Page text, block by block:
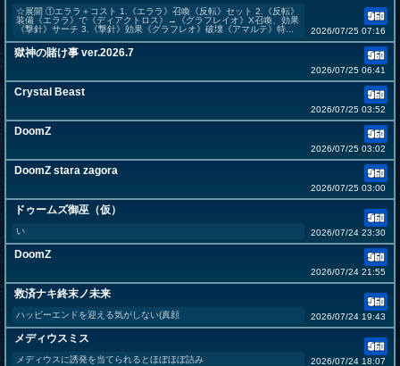
☆展開 ①エララ＋コスト 1.《エララ》召喚《反転》セット 2.《反転》
装備《エララ》で《ディアクトロス》→《グラフレイオ》X召喚、効果
《撃針》サーチ 3.《撃針》効果《グラフレオ》破壊《アマルテ》特...
2026/07/25 07:16
獄神の賭け事 ver.2026.7
2026/07/25 06:41
Crystal Beast
2026/07/25 03:52
DoomZ
2026/07/25 03:02
DoomZ stara zagora
2026/07/25 03:00
ドゥームズ御巫（仮）
い 2026/07/24 23:30
DoomZ
2026/07/24 21:55
救済ナキ終末ノ未来
ハッピーエンドを迎える気がしない(真顔 2026/07/24 19:43
メディウスミス
メディウスに誘発を当てられるとほぼほぼ詰み 2026/07/24 18:07